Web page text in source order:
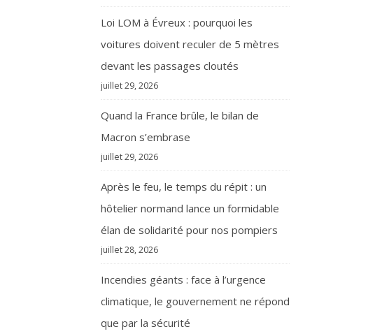
Loi LOM à Évreux : pourquoi les
voitures doivent reculer de 5 mètres
devant les passages cloutés
juillet 29, 2026
Quand la France brûle, le bilan de
Macron s’embrase
juillet 29, 2026
Après le feu, le temps du répit : un
hôtelier normand lance un formidable
élan de solidarité pour nos pompiers
juillet 28, 2026
Incendies géants : face à l’urgence
climatique, le gouvernement ne répond
que par la sécurité